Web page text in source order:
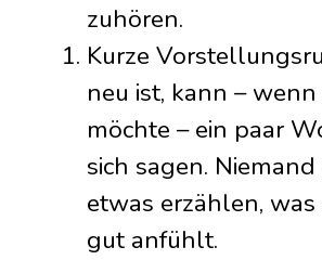
zuhören.
Kurze
neu ist, kann –
möchte – ein paar
sich sagen.
etwas erzählen,
gut anfühlt.